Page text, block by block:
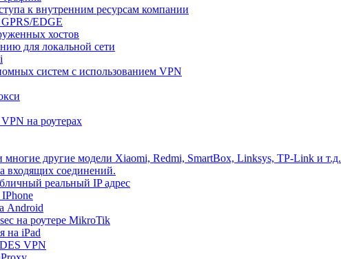
к внутренним ресурсам компании
EDGE
хостов
для локальной сети
систем с использованием VPN
на роутерах
другие модели Xiaomi, Redmi, SmartBox, Linksys, TP-Link и т.д.
входящих соединений.
реальный IP адрес
Android
на роутере MikroTik
на iPad
VPN